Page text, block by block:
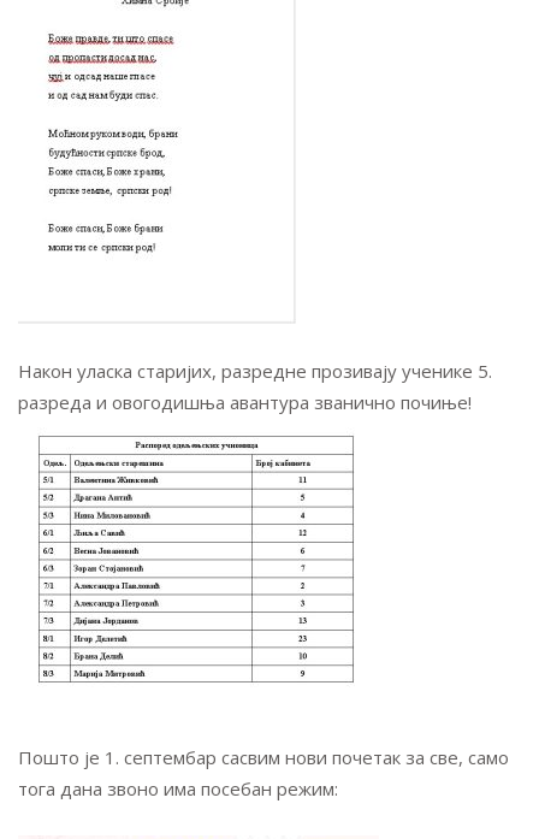
Након уласка старијих, разредне прозивају ученике 5.
разреда и овогодишња авантура званично почиње!
Пошто је 1. септембар сасвим нови почетак за све, само
тога дана звоно има посебан режим: